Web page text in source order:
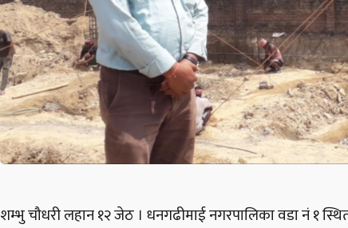
शम्भु चौधरी लहान १२ जेठ । धनगढीमाई नगरपालिका वडा नं १